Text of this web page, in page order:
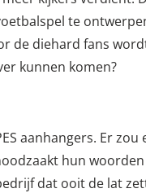
te
de diehard fans
kunnen komen?
aanhangers. Er zou
hun
dat ooit de lat